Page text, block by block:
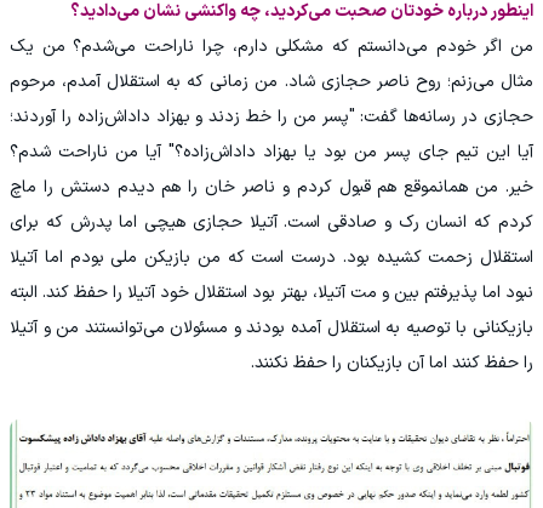
اینطور درباره خودتان صحبت می‌کردید، چه واکنشی نشان می‌دادید؟
من اگر خودم می‌دانستم که مشکلی دارم، چرا ناراحت می‌شدم؟ من یک
مثال می‌زنم؛ روح ناصر حجازی شاد. من زمانی که به استقلال آمدم، مرحوم
حجازی در رسانه‌ها گفت: "پسر من را خط زدند و بهزاد داداش‌زاده را آوردند‌؛
آیا این تیم جای پسر من بود یا بهزاد داداش‌زاده؟" آیا من ناراحت شدم؟
خیر. من همانموقع هم قبول کردم و ناصر خان را هم دیدم دستش را ماچ
کردم که انسان رک و صادقی است. آتیلا حجازی هیچی اما پدرش که برای
استقلال زحمت کشیده بود. درست است که من بازیکن ملی بودم اما آتیلا
نبود اما پذیرفتم بین و مت آتیلا، بهتر بود استقلال خود آتیلا را حفظ کند. البته
بازیکنانی با توصیه به استقلال آمده بودند و مسئولان می‌توانستند من و آتیلا
را حفظ کنند اما آن بازیکنان را حفظ نکنند.